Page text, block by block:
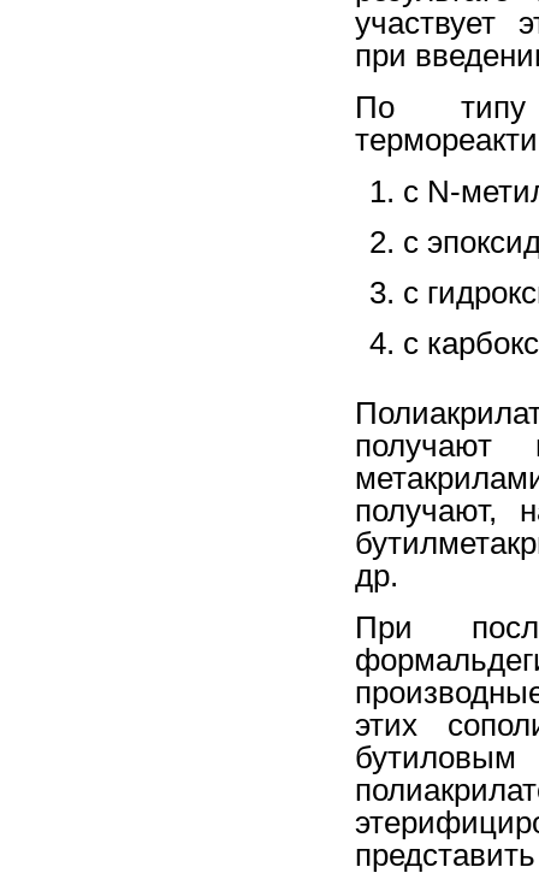
участвует
при
По типу
с N-
с
с
с
получают,
др.
При
этих
бутиловым